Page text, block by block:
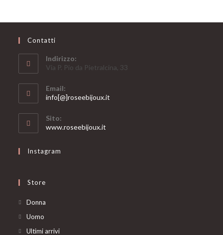
Contatti
Indirizzo:
Via P. Pio da Pietralcina, 33
Email:
info[@]roseebijoux.it
Sito:
www.roseebijoux.it
Instagram
Store
Donna
Uomo
in
Ultimi arriviOpens